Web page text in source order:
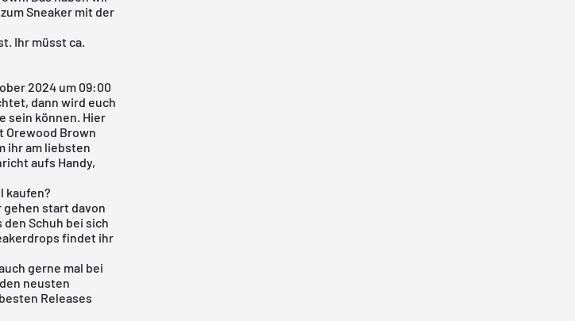
Sneaker mit der
Ihr müsst ca.
2024 um 09:00
dann wird euch
sein können. Hier
Orewood Brown
ihr am liebsten
aufs Handy,
kaufen?
start davon
Schuh bei sich
findet ihr
gerne mal bei
neusten
Releases